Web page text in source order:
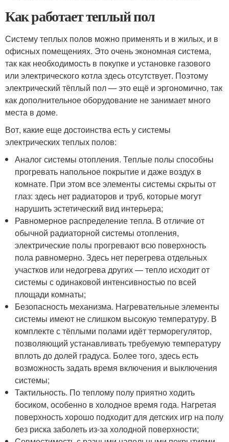
Как работает теплый пол
Систему теплых полов можно применять и в жилых, и в
офисных помещениях. Это очень экономная система,
так как необходимость в покупке и установке газового
или электрического котла здесь отсутствует. Поэтому
электрический тёплый пол — это ещё и эргономично, так
как дополнительное оборудование не занимает много
места в доме.
Вот, какие еще достоинства есть у системы
электрических теплых полов:
Аналог системы отопления. Теплые полы способны
прогревать напольное покрытие и даже воздух в
комнате. При этом все элементы системы скрыты от
глаз: здесь нет радиаторов и труб, которые могут
нарушить эстетический вид интерьера;
Равномерное распределение тепла. В отличие от
обычной радиаторной системы отопления,
электрические полы прогревают всю поверхность
пола равномерно. Здесь нет перегрева отдельных
участков или недогрева других — тепло исходит от
системы с одинаковой интенсивностью по всей
площади комнаты;
Безопасность механизма. Нагревательные элементы
системы имеют не слишком высокую температуру. В
комплекте с тёплыми полами идёт терморегулятор,
позволяющий устанавливать требуемую температуру
вплоть до долей градуса. Более того, здесь есть
возможность задать время включения и выключения
системы;
Тактильность. По теплому полу приятно ходить
босиком, особенно в холодное время года. Нагретая
поверхность хорошо подходит для детских игр на полу
без риска заболеть из-за холодной поверхности;